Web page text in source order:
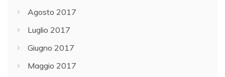
Agosto 2017
Luglio 2017
Giugno 2017
Maggio 2017